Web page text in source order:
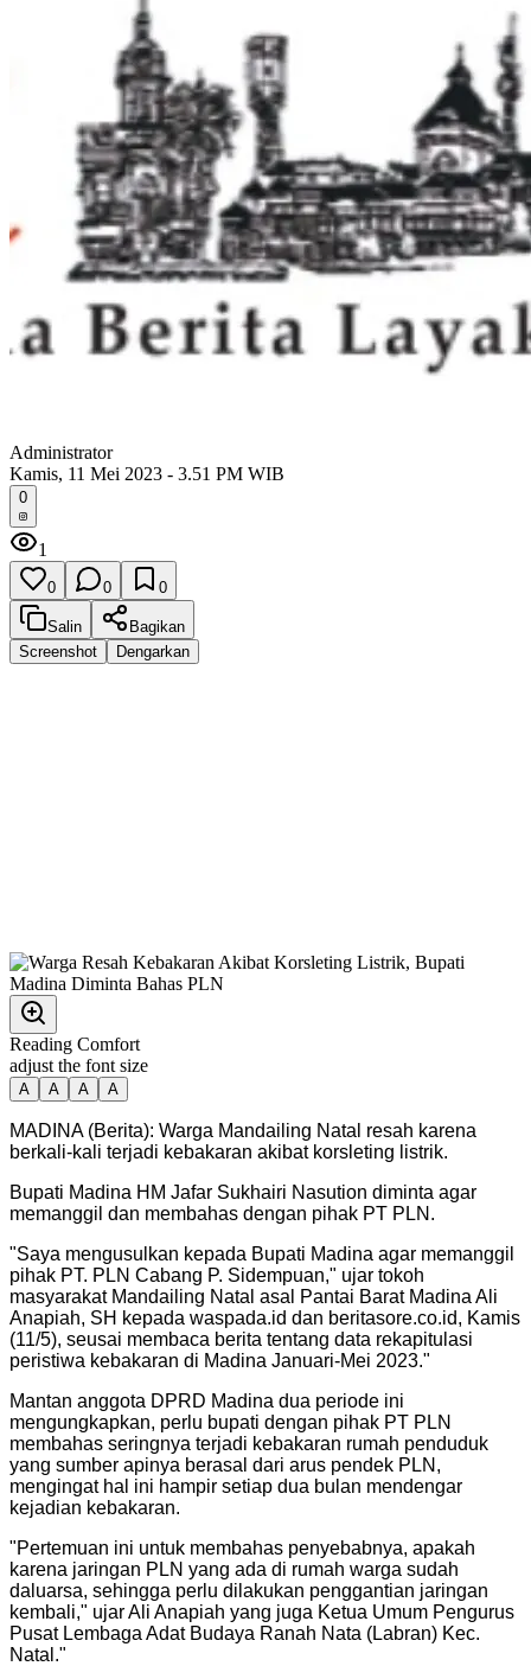
Administrator
Kamis, 11 Mei 2023 - 3.51 PM WIB
0
1
0 0 0
Salin
Bagikan
Screenshot
Dengarkan
Reading Comfort
adjust the font size
A A A A
MADINA (Berita): Warga Mandailing Natal resah karena
berkali-kali terjadi kebakaran akibat korsleting listrik.
Bupati Madina HM Jafar Sukhairi Nasution diminta agar
memanggil dan membahas dengan pihak PT PLN.
"Saya mengusulkan kepada Bupati Madina agar memanggil
pihak PT. PLN Cabang P. Sidempuan," ujar tokoh
masyarakat Mandailing Natal asal Pantai Barat Madina Ali
Anapiah, SH kepada waspada.id dan beritasore.co.id, Kamis
(11/5), seusai membaca berita tentang data rekapitulasi
peristiwa kebakaran di Madina Januari-Mei 2023."
Mantan anggota DPRD Madina dua periode ini
mengungkapkan, perlu bupati dengan pihak PT PLN
membahas seringnya terjadi kebakaran rumah penduduk
yang sumber apinya berasal dari arus pendek PLN,
mengingat hal ini hampir setiap dua bulan mendengar
kejadian kebakaran.
"Pertemuan ini untuk membahas penyebabnya, apakah
karena jaringan PLN yang ada di rumah warga sudah
daluarsa, sehingga perlu dilakukan penggantian jaringan
kembali," ujar Ali Anapiah yang juga Ketua Umum Pengurus
Pusat Lembaga Adat Budaya Ranah Nata (Labran) Kec.
Natal."